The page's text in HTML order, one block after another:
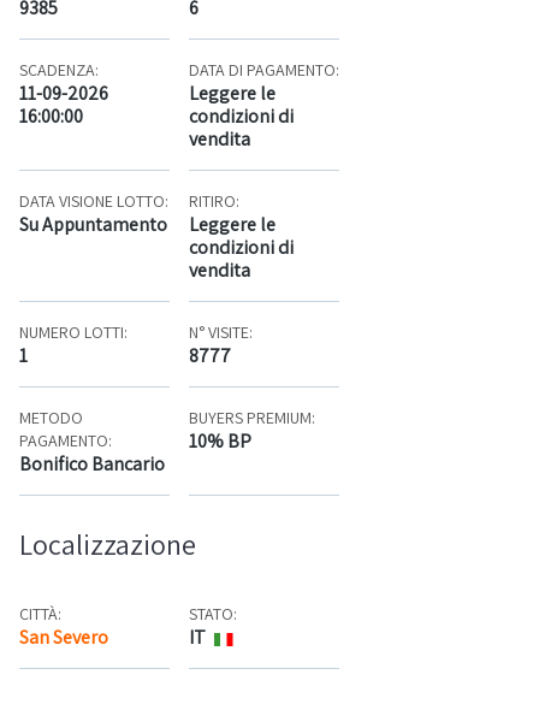
9385 6
SCADENZA:
11-09-2026
16:00:00
DATA DI PAGAMENTO:
Leggere le
condizioni di
vendita
DATA VISIONE LOTTO:
Su Appuntamento
RITIRO:
Leggere le
condizioni di
vendita
NUMERO LOTTI:
1
N° VISITE:
8777
METODO
PAGAMENTO:
Bonifico Bancario
BUYERS PREMIUM:
10% BP
Localizzazione
CITTÀ:
San Severo Mappa
STATO:
IT